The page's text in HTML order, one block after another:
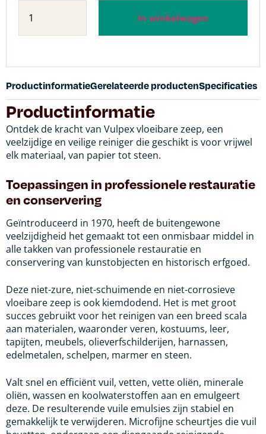
In winkelwagen
ProductinformatieGerelateerde productenSpecificaties
Productinformatie
Ontdek de kracht van Vulpex vloeibare zeep, een
veelzijdige en veilige reiniger die geschikt is voor vrijwel
elk materiaal, van papier tot steen.
Toepassingen in professionele restauratie
en conservering
Geïntroduceerd in 1970, heeft de buitengewone
veelzijdigheid het gemaakt tot een onmisbaar middel in
alle takken van professionele restauratie en
conservering van kunstobjecten en historisch erfgoed.
Deze niet-zure, niet-schuimende en niet-corrosieve
vloeibare zeep is ook kiemdodend. Het is met groot
succes gebruikt voor het reinigen van een breed scala
aan materialen, waaronder veren, kostuums, leer,
tapijten, meubels, olieverfschilderijen, harnassen,
edelmetalen, schelpen, marmer en steen.
Valt snel en efficiënt vuil, vetten, vette oliën, minerale
oliën, wassen en koolwaterstoffen aan en emulgeert
deze. De resulterende vuile emulsies zijn stabiel en
gemakkelijk te verwijderen. Microfijne scheurtjes die vuil